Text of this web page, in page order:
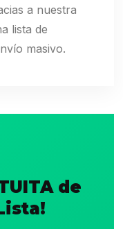
a nuestra
lista de
masivo.
de